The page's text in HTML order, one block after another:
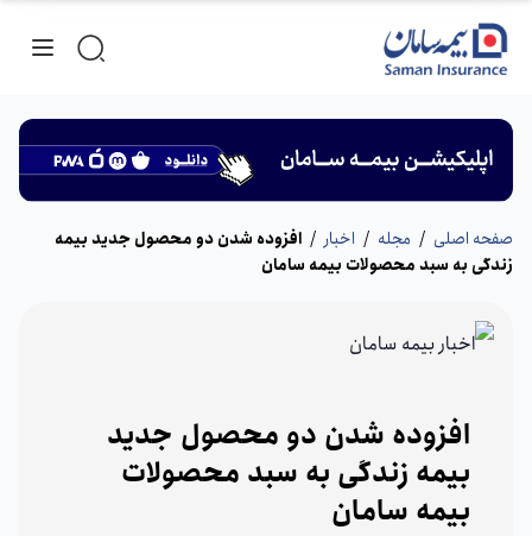
صفحه اصلی / مجله / اخبار / افزوده شدن دو محصول جدید بیمه
زندگی به سبد محصولات بیمه سامان
افزوده شدن دو محصول جدید
بیمه زندگی به سبد محصولات
بیمه سامان